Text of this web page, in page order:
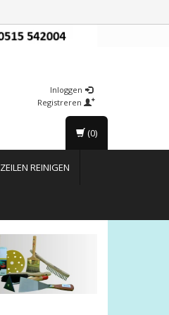
Inloggen
Registreren
ZEILEN REINIGEN
(0)